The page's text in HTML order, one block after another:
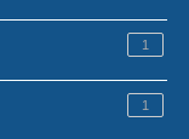
1
1